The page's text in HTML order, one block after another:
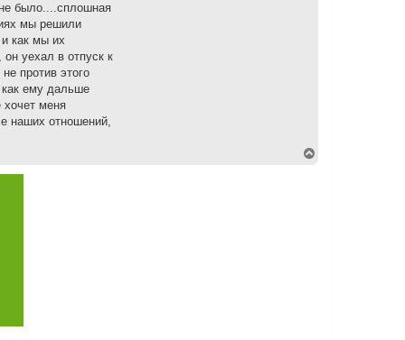
было....сплошная
мы решили
как мы их
уехал в отпуск к
против этого
как ему дальше
хочет меня
наших отношений,